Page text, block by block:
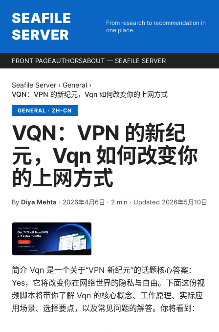
SEAFILE
SERVER
From research to recommendation in
one place.
FRONT PAGEAUTHORSABOUT — SEAFILE SERVER
Seafile Server › General ›
VQN：VPN 的新纪元，Vqn 如何改变你的上网方式
GENERAL · ZH-CN
VQN：VPN 的新纪
元，Vqn 如何改变你
的上网方式
By Diya Mehta · 2026年4月6日 · 2 min · Updated 2026年5月10日
简介 Vqn 是一个关于“VPN 新纪元”的话题核心答案：
Yes，它将改变你在网络世界的隐私与自由。下面这份视
频脚本将带你了解 Vqn 的核心概念、工作原理、实际应
用场景、选择要点，以及常见问题的解答。你将看到：